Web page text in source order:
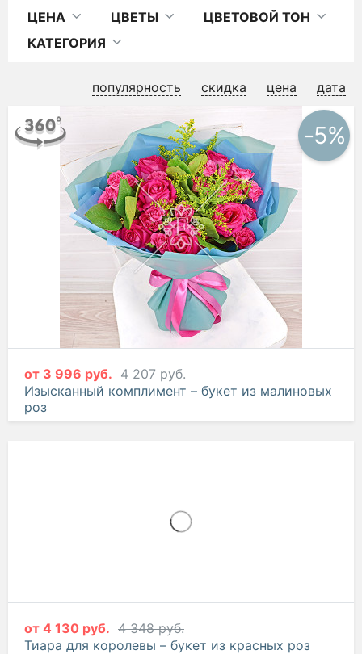
популярность скидка цена дата
-5%
от 3 996 руб. 4 207 руб.
Изысканный комплимент – букет из малиновых
роз
от 4 130 руб. 4 348 руб.
Тиара для королевы – букет из красных роз
ЦЕНА ЦВЕТЫ
ЦВЕТОВОЙ ТОН
КАТЕГОРИЯ